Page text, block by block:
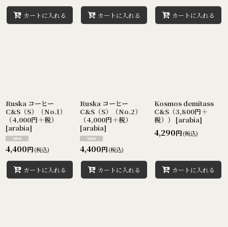
カートに入れる カートに入れる カートに入れる
Ruska コーヒー
C&S（S）（No.1）
（4,000円＋税）
[arabia]
4,400円(税込)
カートに入れる
Ruska コーヒー
C&S（S）（No.2）
（4,000円＋税）
[arabia]
4,400円(税込)
カートに入れる
Kosmos demitass
C&S（3,800円＋
税））
[arabia]
4,290円(税込)
カートに入れる